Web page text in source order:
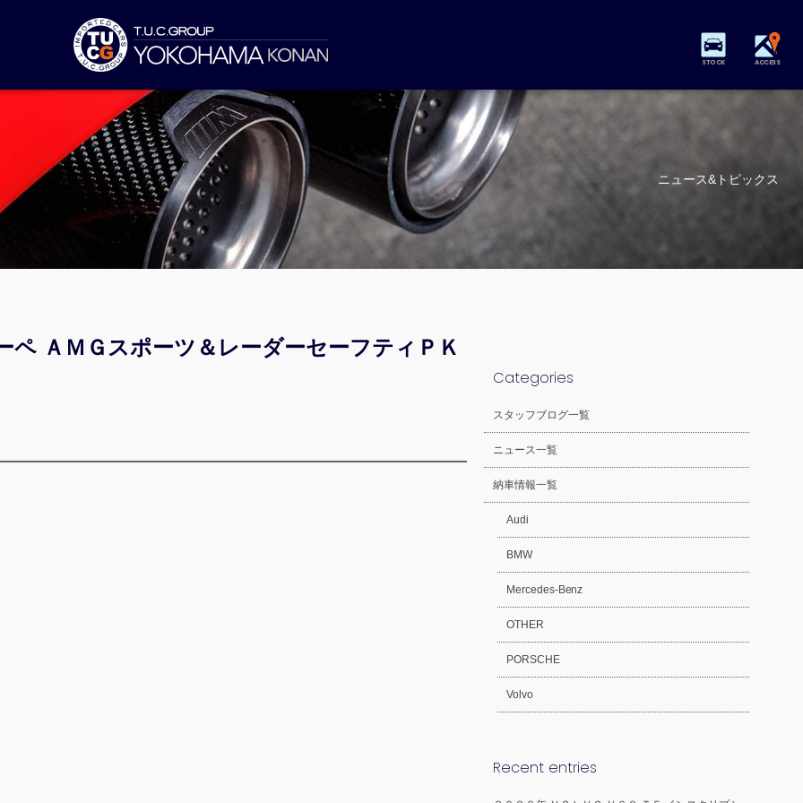
STOCK ACCESS
ニュース&トピックス
ペ ＡＭＧスポーツ＆レーダーセーフティＰＫ
Categories
スタッフブログ一覧
ニュース一覧
納車情報一覧
Audi
BMW
Mercedes-Benz
OTHER
PORSCHE
Volvo
Recent entries